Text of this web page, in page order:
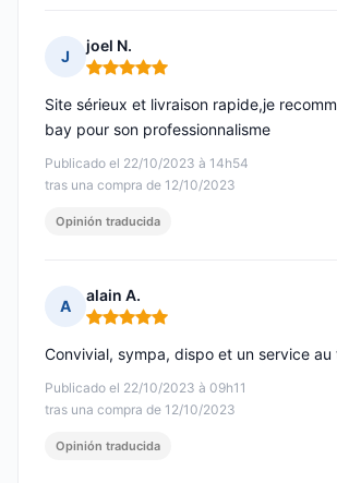
J
joel N.
Nota: 5 de 5
Publicado el 22/10/2023 à 14h54
tras una compra de 12/10/2023
Site sérieux et livraison rapide,je
bay pour son professionnalisme
Opinión traducida
A
alain A.
Nota: 5 de 5
Publicado el 22/10/2023 à 09h11
tras una compra de 12/10/2023
Convivial, sympa, dispo et un service au
Opinión traducida